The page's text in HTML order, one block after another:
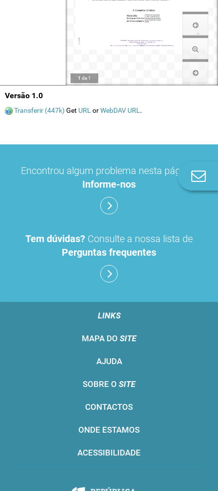
1 de 1
Versão 1.0
Transferir (447k) Get URL orWebDAV URL .
Encontrou algum problema nesta página?
Informe-nos
Tem dúvidas? Consulte a nossa lista de
Perguntas frequentes
LINKS
MAPA DO SITE
AJUDA
SOBRE O SITE
CONTACTOS
ONDE ESTAMOS
ACESSIBILIDADE